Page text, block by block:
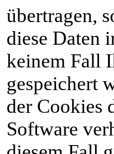
übertragen,
diese Daten
keinem Fall
gespeichert
der Cookies
Software